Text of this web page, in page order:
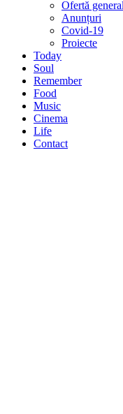
Ofertă
Anunțuri
Covid-19
Proiecte
Today
Soul
Remember
Food
Music
Cinema
Life
Contact